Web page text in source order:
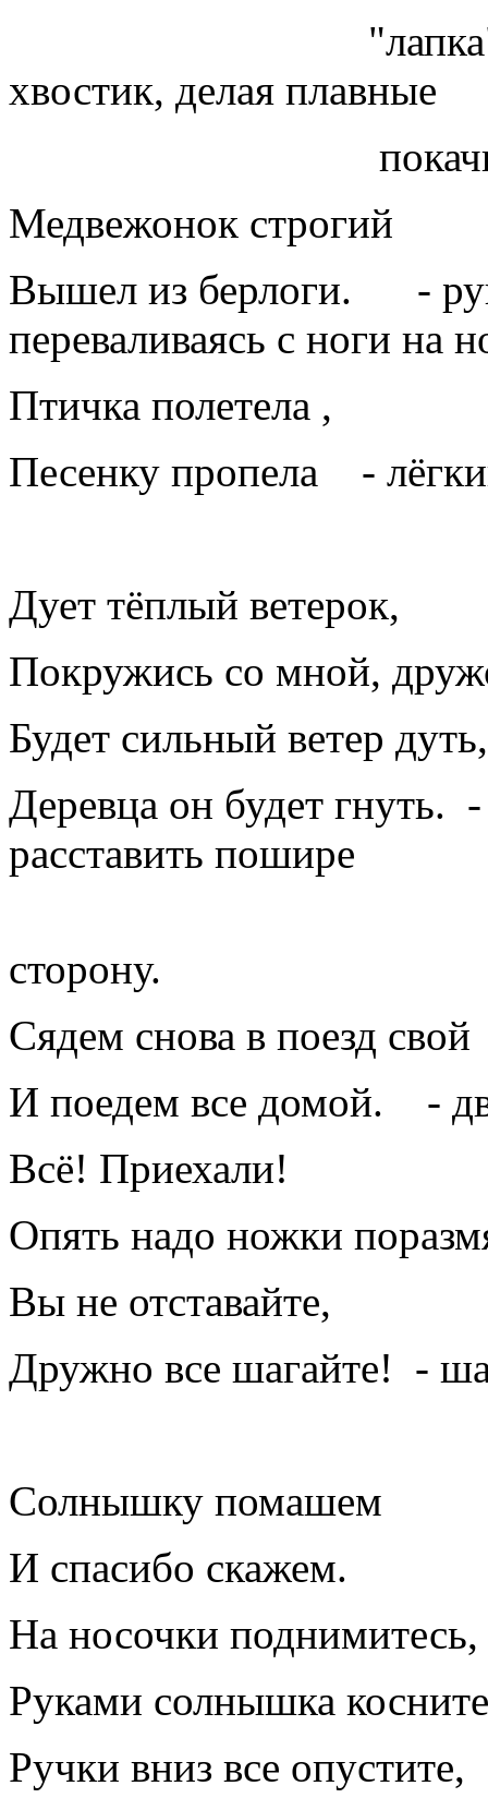
"лапка", другой
хвостик, делая плавные
Медвежонок строгий
Вышел из берлоги. -
переваливаясь с ноги на
Птичка полетела ,
Песенку пропела -
Дует тёплый ветерок,
Покружись со мной,
Будет сильный ветер дуть,
Деревца он будет гнуть.
расставить пошире
сторону.
Сядем снова в поезд свой
И поедем все домой. -
Всё! Приехали!
Опять надо ножки
Вы не отставайте,
Дружно все шагайте! -
Солнышку помашем
И спасибо скажем.
На носочки поднимитесь,
Руками солнышка
Ручки вниз все